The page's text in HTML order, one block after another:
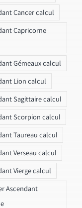
Cancer calcul
Capricorne
Gémeaux calcul
Lion calcul
Sagittaire calcul
Scorpion calcul
Taureau calcul
Verseau calcul
Vierge calcul
Ascendant